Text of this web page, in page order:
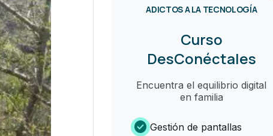
ADICTOS A LA TECNOLOGÍA
Curso
DesConéctales
Encuentra el equilibrio digital
en familia
check_circle Gestión de pantallas